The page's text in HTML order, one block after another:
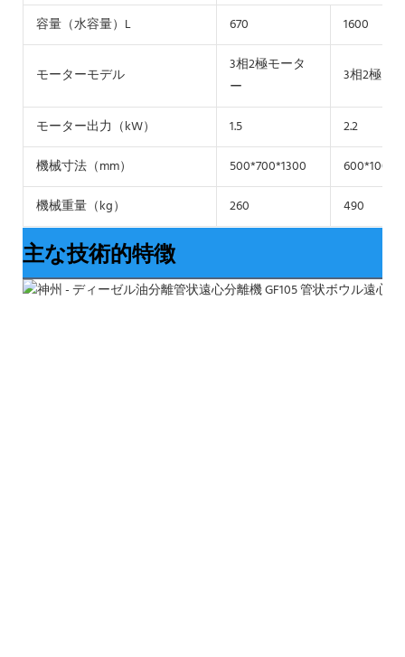
容量（水容量）L 670 1600
モーターモデル
3相2極モータ
ー
3相2極モ
モーター出力（kW） 1.5
2.2
機械寸法（mm）
500*700*1300
機械重量（kg）
260 490
主な技術的特徴